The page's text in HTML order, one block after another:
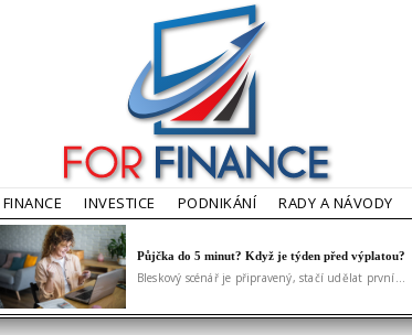
FINANCE INVESTICE PODNIKÁNÍ RADY A NÁVODY
Půjčka do 5 minut? Když je týden před výplatou?
Bleskový scénář je připravený, stačí udělat první...